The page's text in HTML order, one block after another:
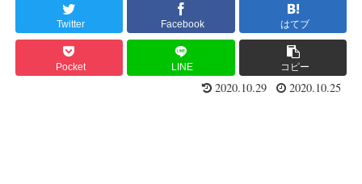
Twitter Facebook はてブ
Pocket LINE コピー
2020.10.29 2020.10.25